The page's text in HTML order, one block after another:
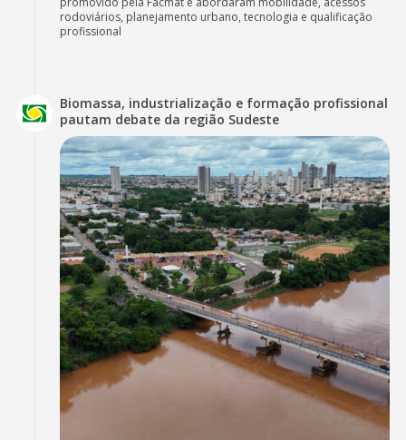
rodoviários, planejamento urbano, tecnologia e qualificação
profissional
Biomassa, industrialização e formação profissional
pautam debate da região Sudeste